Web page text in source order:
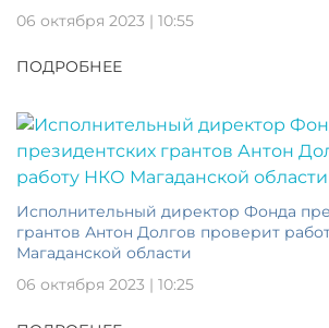
06 октября 2023 | 10:55
ПОДРОБНЕЕ
Исполнительный директор Фонда
грантов Антон Долгов проверит
Магаданской области
06 октября 2023 | 10:25